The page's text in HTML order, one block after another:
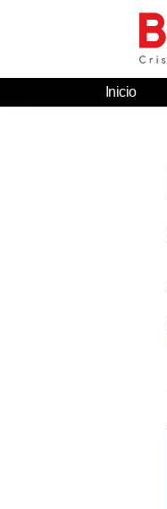
Inicio